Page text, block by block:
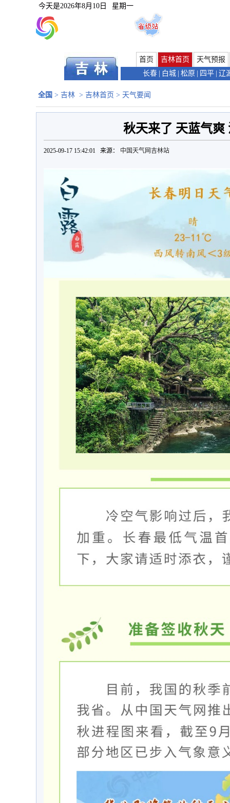
今天是2026年8月10日 星期一
首页 吉林首页
天气预报
长春
白城 松原 四平 辽
全国 > 吉林 > 吉林首页 > 天气要闻
秋天来了 天蓝气爽
2025-09-17 15:42:01 来源： 中国天气网吉林站